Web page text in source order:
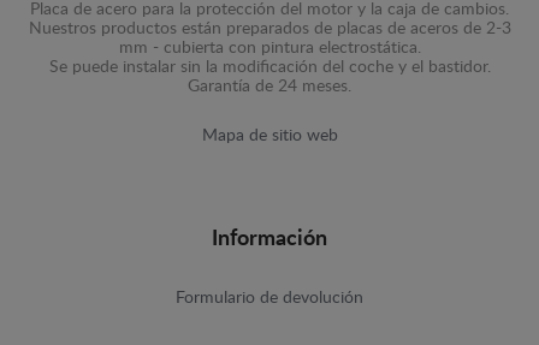
Placa de acero para la protección del motor y la caja de cambios.
Nuestros productos están preparados de placas de aceros de 2-3
mm - cubierta con pintura electrostática.
Se puede instalar sin la modificación del coche y el bastidor.
Garantía de 24 meses.
Mapa de sitio web
Información
Formulario de devolución